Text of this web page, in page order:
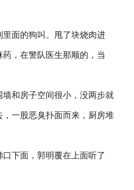
面的狗叫。甩了块烧肉进
，在警队医生那顺的，当
和房子空间很小，没两步就
一股恶臭扑面而来，厨房堆
下面，郭明覆在上面听了